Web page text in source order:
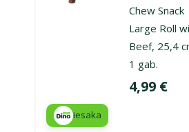
Chew Snack
Large Roll
Beef, 25,4
1 gab.
Cena
4,99 €
iesaka